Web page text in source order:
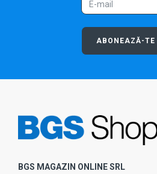
ABONEAZĂ-TE
BGS MAGAZIN ONLINE SRL